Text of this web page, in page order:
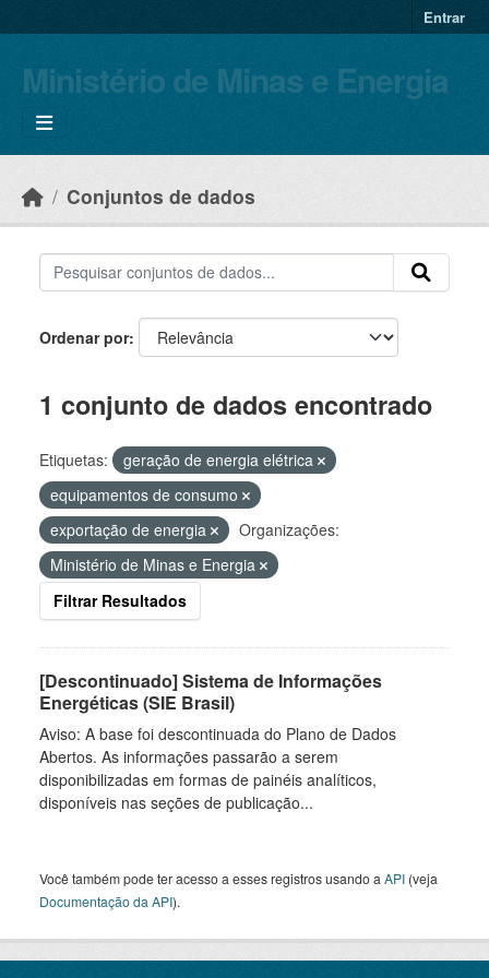
Entrar
Ministério de Minas e Energia
Conjuntos de dados
Ordenar por
1 conjunto de dados encontrado
Etiquetas:
geração de energia elétrica
equipamentos de consumo
exportação de energia
Organizações:
Ministério de Minas e Energia
Filtrar Resultados
[Descontinuado] Sistema de Informações
Energéticas (SIE Brasil)
Aviso: A base foi descontinuada do Plano de Dados
Abertos. As informações passarão a serem
disponibilizadas em formas de painéis analíticos,
disponíveis nas seções de publicação...
Você também pode ter acesso a esses registros usando a API (veja
Documentação da API).